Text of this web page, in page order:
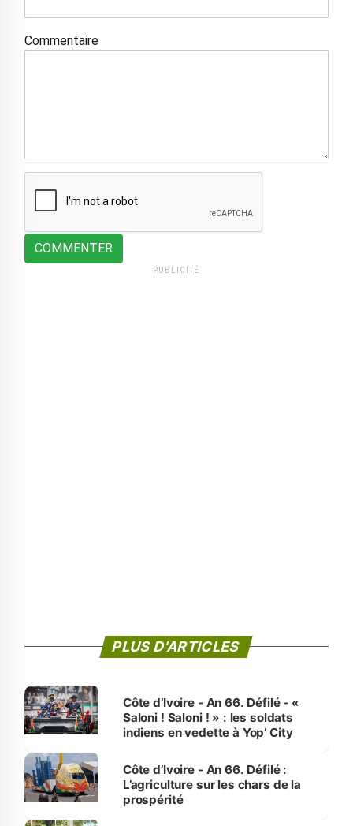
Commentaire
COMMENTER
PUBLICITÉ
PLUS D'ARTICLES
Côte d’Ivoire - An 66. Défilé - «
Saloni ! Saloni ! » : les soldats
indiens en vedette à Yop’ City
Côte d’Ivoire - An 66. Défilé :
L’agriculture sur les chars de la
prospérité